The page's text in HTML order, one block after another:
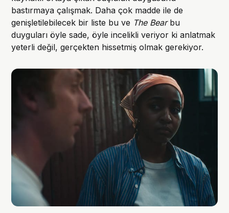
bastırmaya çalışmak. Daha çok madde ile de
genişletilebilecek bir liste bu ve The Bearbu
duyguları öyle sade, öyle incelikli veriyor ki anlatmak
yeterli değil, gerçekten hissetmiş olmak gerekiyor.